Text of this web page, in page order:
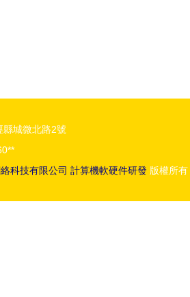
縣城微北路2號
科技有限公司 計算機軟硬件研發 版權所有